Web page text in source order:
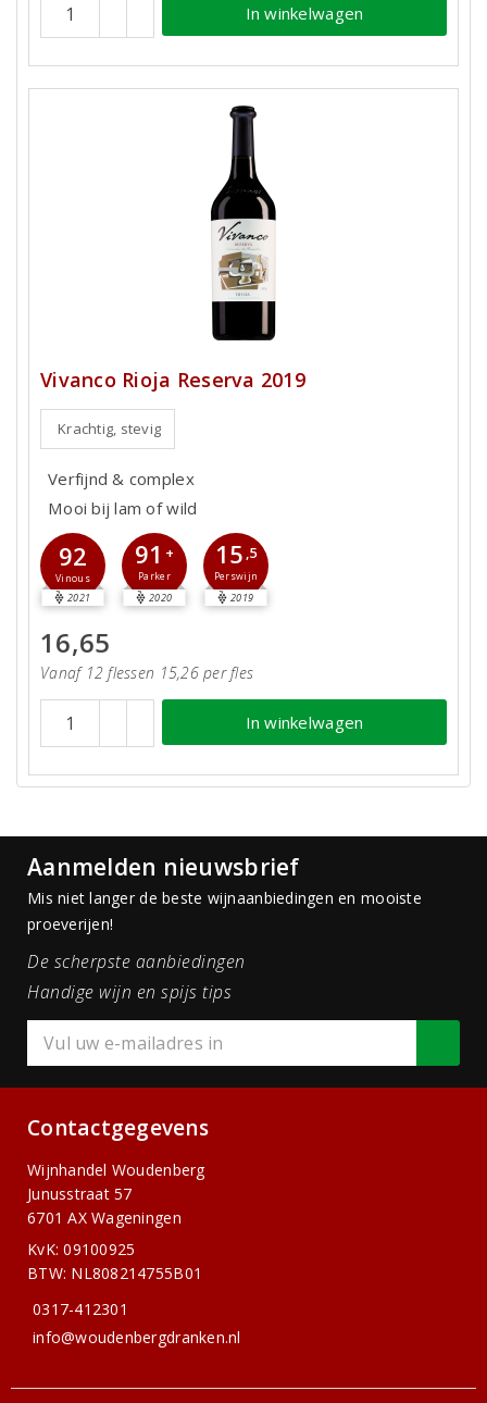
In winkelwagen
Vivanco Rioja Reserva 2019
Krachtig, stevig
Verfijnd & complex
Mooi bij lam of wild
92
Vinous
2021
91 +
Parker
2020
15 ,5
Perswijn
2019
16,65
Vanaf 12 flessen 15,26 per fles
In winkelwagen
Aanmelden nieuwsbrief
Mis niet langer de beste wijnaanbiedingen en mooiste
proeverijen!
De scherpste aanbiedingen
Handige wijn en spijs tips
Contactgegevens
Wijnhandel Woudenberg
Junusstraat 57
6701 AX Wageningen
KvK: 09100925
BTW: NL808214755B01
0317-412301
info@woudenbergdranken.nl